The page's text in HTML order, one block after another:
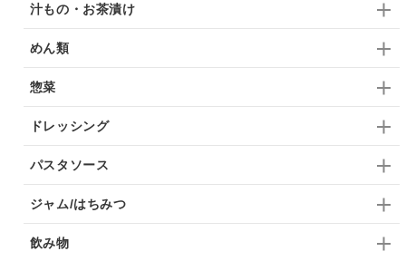
汁もの・お茶漬け
めん類
惣菜
ドレッシング
パスタソース
ジャム/はちみつ
飲み物